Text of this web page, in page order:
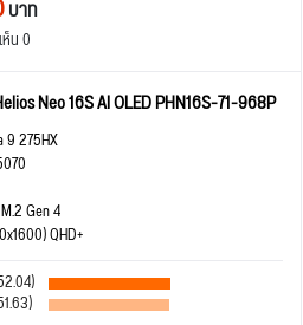
บาท
น 0
Neo 16S AI OLED PHN16S-71-968P
9 275HX
Gen 4
QHD+